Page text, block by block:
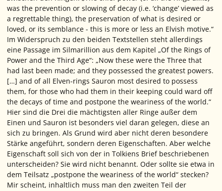
was the prevention or slowing of decay (i.e. ‘change’ viewed as
a regrettable thing), the preservation of what is desired or
loved, or its semblance - this is more or less an Elvish motive.“
Im Widerspruch zu den beiden Textstellen steht allerdings
eine Passage im Silmarillion aus dem Kapitel „Of the Rings of
Power and the Third Age“: „Now these were the Three that
had last been made; and they possessed the greatest powers.
[…] and of all Elven-rings Sauron most desired to possess
them, for those who had them in their keeping could ward off
the decays of time and postpone the weariness of the world.“
Hier sind die Drei die mächtigsten aller Ringe außer dem
Einen und Sauron ist besonders viel daran gelegen, diese an
sich zu bringen. Als Grund wird aber nicht deren besondere
Stärke angeführt, sondern deren Eigenschaften. Aber welche
Eigenschaft soll sich von der in Tolkiens Brief beschriebenen
unterscheiden? Sie wird nicht benannt. Oder sollte sie etwa in
dem Teilsatz „postpone the weariness of the world“ stecken?
Mir scheint, inhaltlich muss man den zweiten Teil der